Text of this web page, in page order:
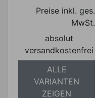
Preise inkl. ges.
MwSt.
absolut
versandkostenfrei
ALLE
VARIANTEN
ZEIGEN